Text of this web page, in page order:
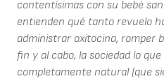
contentísimas con su bebé
entienden qué tanto revuelo
administrar oxitocina, romper
fin y al cabo, la sociedad lo
completamente natural (que